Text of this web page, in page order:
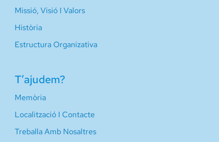
Missió, Visió I Valors
Història
Estructura Organizativa
T’ajudem?
Memòria
Localització I Contacte
Treballa Amb Nosaltres